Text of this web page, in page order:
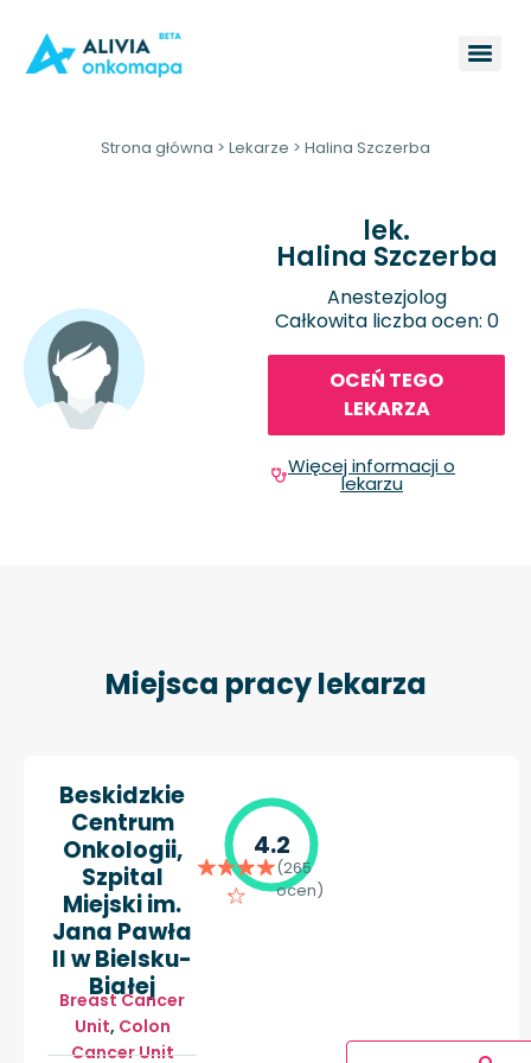
Strona główna > Lekarze > Halina Szczerba
lek.
Halina Szczerba
Anestezjolog
Całkowita liczba ocen: 0
OCEŃ TEGO
LEKARZA
Więcej informacji o
lekarzu
Miejsca pracy lekarza
Beskidzkie
Centrum
Onkologii,
Szpital
Miejski im.
Jana Pawła
II w Bielsku-
Białej
Breast Cancer
Unit, Colon
Cancer Unit
4.2
(265
ocen)